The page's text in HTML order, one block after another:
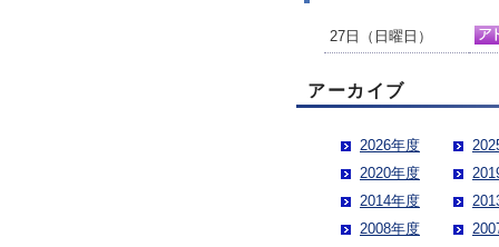
27日（日曜日）
アーカイブ
2026年度
2020年度
2014年度
2008年度